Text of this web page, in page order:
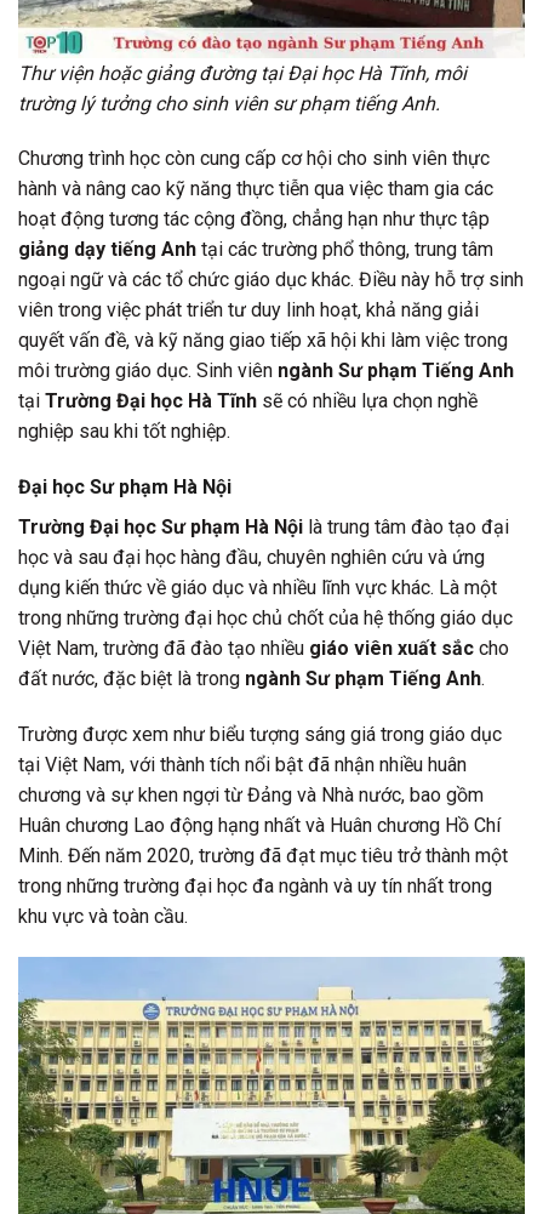
Thư viện hoặc giảng đường tại Đại học Hà Tĩnh, môi
trường lý tưởng cho sinh viên sư phạm tiếng Anh.
Chương trình học còn cung cấp cơ hội cho sinh viên thực
hành và nâng cao kỹ năng thực tiễn qua việc tham gia các
hoạt động tương tác cộng đồng, chẳng hạn như thực tập
giảng dạy tiếng Anh tại các trường phổ thông, trung tâm
ngoại ngữ và các tổ chức giáo dục khác. Điều này hỗ trợ sinh
viên trong việc phát triển tư duy linh hoạt, khả năng giải
quyết vấn đề, và kỹ năng giao tiếp xã hội khi làm việc trong
môi trường giáo dục. Sinh viên ngành Sư phạm Tiếng Anh
tại Trường Đại học Hà Tĩnh sẽ có nhiều lựa chọn nghề
nghiệp sau khi tốt nghiệp.
Đại học Sư phạm Hà Nội
Trường Đại học Sư phạm Hà Nội là trung tâm đào tạo đại
học và sau đại học hàng đầu, chuyên nghiên cứu và ứng
dụng kiến thức về giáo dục và nhiều lĩnh vực khác. Là một
trong những trường đại học chủ chốt của hệ thống giáo dục
Việt Nam, trường đã đào tạo nhiều giáo viên xuất sắc cho
đất nước, đặc biệt là trong ngành Sư phạm Tiếng Anh.
Trường được xem như biểu tượng sáng giá trong giáo dục
tại Việt Nam, với thành tích nổi bật đã nhận nhiều huân
chương và sự khen ngợi từ Đảng và Nhà nước, bao gồm
Huân chương Lao động hạng nhất và Huân chương Hồ Chí
Minh. Đến năm 2020, trường đã đạt mục tiêu trở thành một
trong những trường đại học đa ngành và uy tín nhất trong
khu vực và toàn cầu.